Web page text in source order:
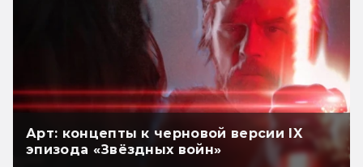
Арт: концепты к черновой версии IX
эпизода «Звёздных войн»